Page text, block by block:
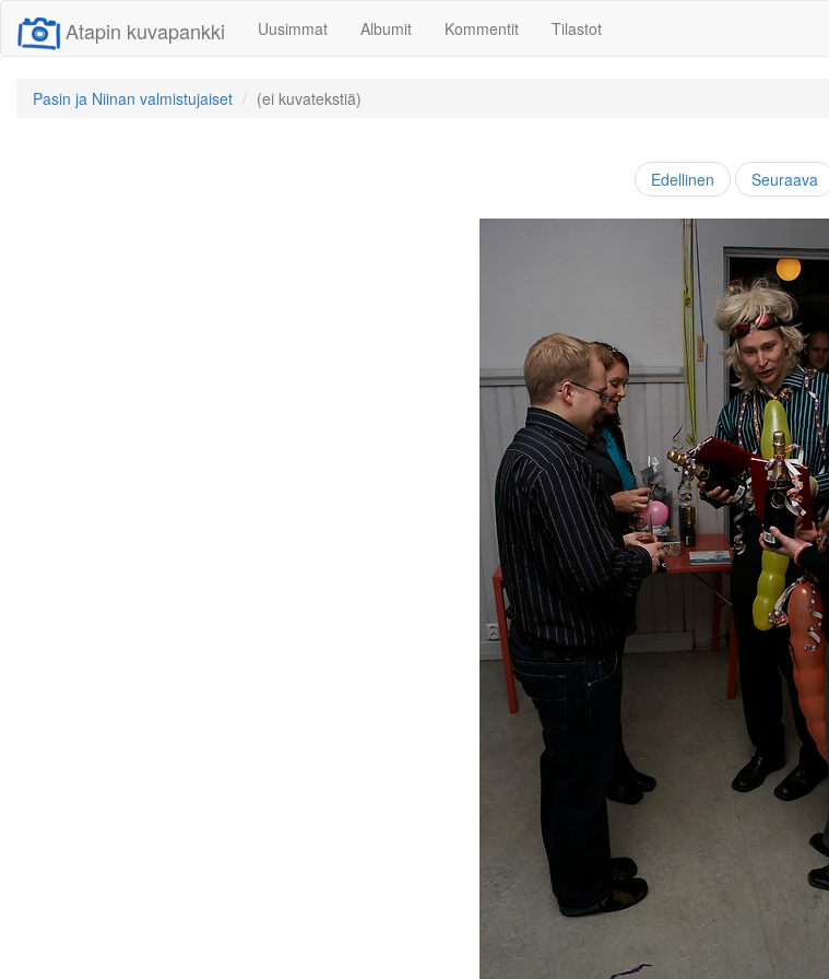
Atapin kuvapankki Uusimmat Albumit Kommentit Tilastot
Pasin ja Niinan valmistujaiset (ei kuvatekstiä)
Edellinen Seuraava